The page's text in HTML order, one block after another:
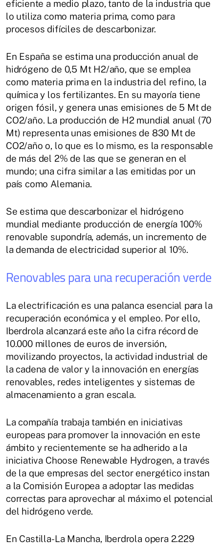
eficiente a medio plazo, tanto de la industria que
lo utiliza como materia prima, como para
procesos difíciles de descarbonizar.
En España se estima una producción anual de
hidrógeno de 0,5 Mt H2/año, que se emplea
como materia prima en la industria del refino, la
química y los fertilizantes. En su mayoría tiene
origen fósil, y genera unas emisiones de 5 Mt de
CO2/año. La producción de H2 mundial anual (70
Mt) representa unas emisiones de 830 Mt de
CO2/año o, lo que es lo mismo, es la responsable
de más del 2% de las que se generan en el
mundo; una cifra similar a las emitidas por un
país como Alemania.
Se estima que descarbonizar el hidrógeno
mundial mediante producción de energía 100%
renovable supondría, además, un incremento de
la demanda de electricidad superior al 10%.
Renovables para una recuperación verde
La electrificación es una palanca esencial para la
recuperación económica y el empleo. Por ello,
Iberdrola alcanzará este año la cifra récord de
10.000 millones de euros de inversión,
movilizando proyectos, la actividad industrial de
la cadena de valor y la innovación en energías
renovables, redes inteligentes y sistemas de
almacenamiento a gran escala.
La compañía trabaja también en iniciativas
europeas para promover la innovación en este
ámbito y recientemente se ha adherido a la
iniciativa Choose Renewable Hydrogen, a través
de la que empresas del sector energético instan
a la Comisión Europea a adoptar las medidas
correctas para aprovechar al máximo el potencial
del hidrógeno verde.
En Castilla-La Mancha, Iberdrola opera 2.229